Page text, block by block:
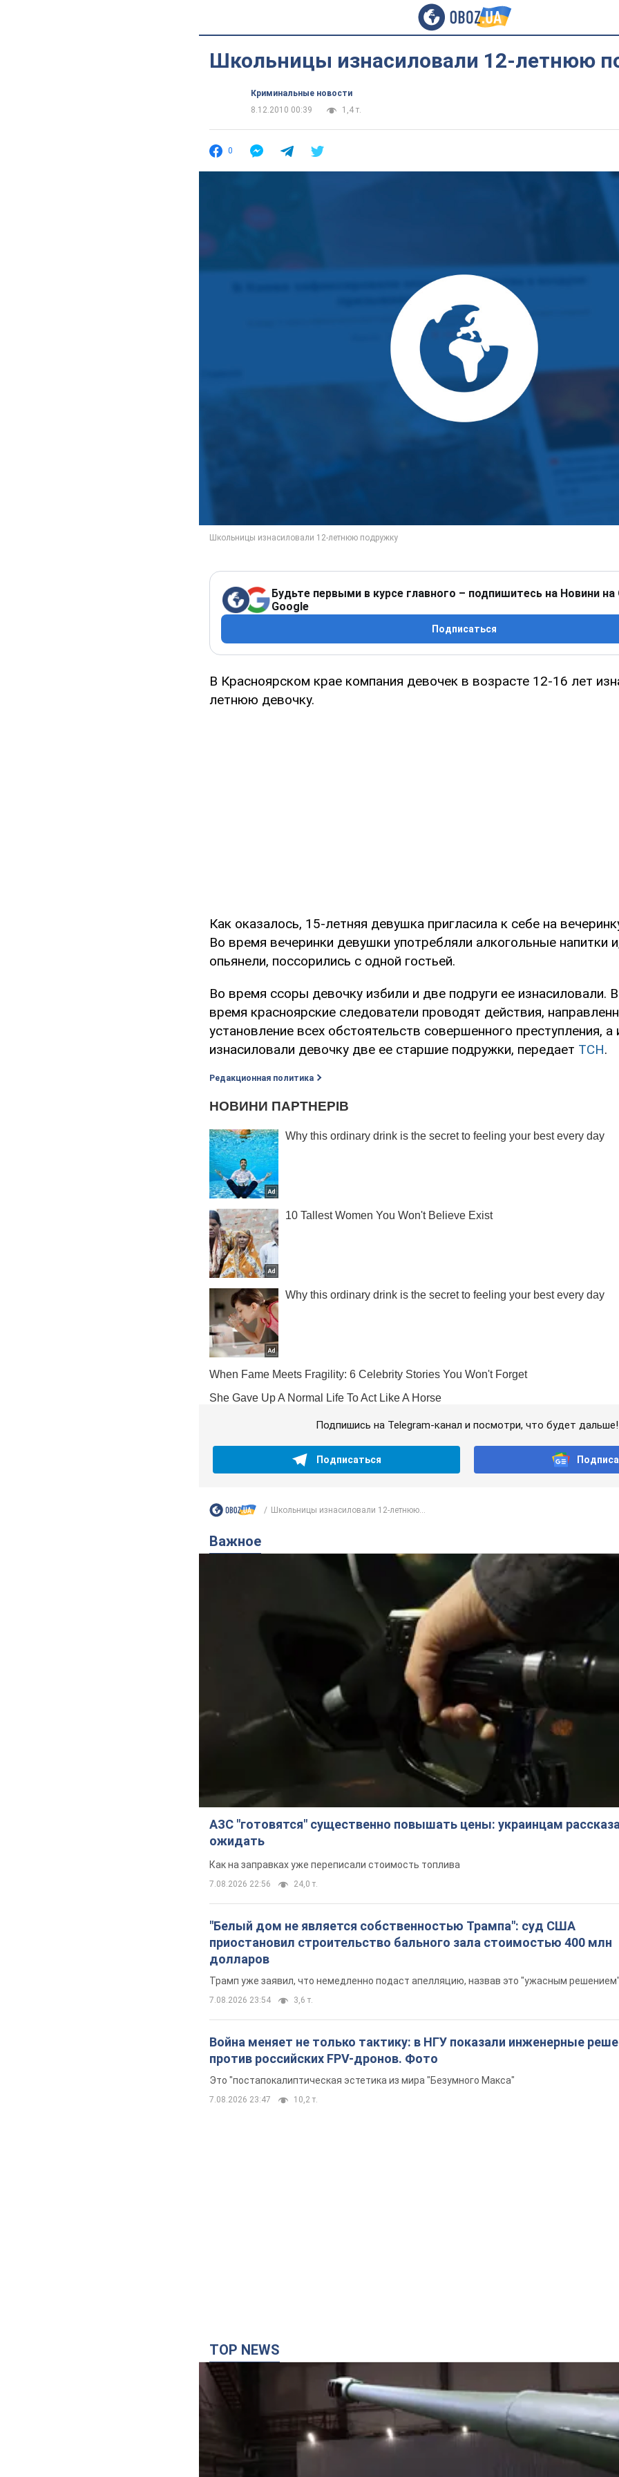
Школьницы изнасиловали 12-летнюю
Криминальные новости
8.12.2010 00:39
1,4 т.
0
Будьте первыми в курсе главного – подпишитесь на Новини на
Google
Подписаться
В Красноярском крае компания девочек в возрасте 12-16 лет
летнюю девочку.
Как оказалось, 15-летняя девушка пригласила к себе на
Во время вечеринки девушки употребляли алкогольные напитки
опьянели, поссорились с одной гостьей.
Во время ссоры девочку избили и две подруги ее изнасиловали.
время красноярские следователи проводят действия,
установление всех обстоятельств совершенного преступления, а
изнасиловали девочку две ее старшие подружки, передает ТСН.
Редакционная политика
Подпишись на Telegram-канал и посмотри, что будет дальше!
Подписаться
Школьницы изнасиловали 12-летнюю...
Важное
АЗС "готовятся" существенно повышать цены: украинцам
ожидать
Как на заправках уже переписали стоимость топлива
7.08.2026 22:56 24,0 т.
"Белый дом не является собственностью Трампа": суд США
приостановил строительство бального зала стоимостью 400 млн
долларов
Трамп уже заявил, что немедленно подаст апелляцию, назвав это "ужасным
7.08.2026 23:54 3,6 т.
Война меняет не только тактику: в НГУ показали инженерные
против российских FPV-дронов. Фото
Это "постапокалиптическая эстетика из мира "Безумного Макса"
7.08.2026 23:47 10,2 т.
TOP NEWS